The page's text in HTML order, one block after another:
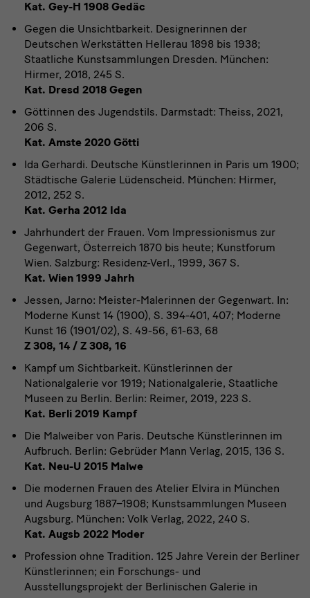
Kat. Gey-H 1908 Gedäc
Gegen die Unsichtbarkeit. Designerinnen der
Deutschen Werkstätten Hellerau 1898 bis 1938;
Staatliche Kunstsammlungen Dresden. München:
Hirmer, 2018, 245 S.
Kat. Dresd 2018 Gegen
Göttinnen des Jugendstils. Darmstadt: Theiss, 2021,
206 S.
Kat. Amste 2020 Götti
Ida Gerhardi. Deutsche Künstlerinnen in Paris um 1900;
Städtische Galerie Lüdenscheid. München: Hirmer,
2012, 252 S.
Kat. Gerha 2012 Ida
Jahrhundert der Frauen. Vom Impressionismus zur
Gegenwart, Österreich 1870 bis heute; Kunstforum
Wien. Salzburg: Residenz-Verl., 1999, 367 S.
Kat. Wien 1999 Jahrh
Jessen, Jarno: Meister-Malerinnen der Gegenwart. In:
Moderne Kunst 14 (1900), S. 394-401, 407; Moderne
Kunst 16 (1901/02), S. 49-56, 61-63, 68
Z 308, 14 / Z 308, 16
Kampf um Sichtbarkeit. Künstlerinnen der
Nationalgalerie vor 1919; Nationalgalerie, Staatliche
Museen zu Berlin. Berlin: Reimer, 2019, 223 S.
Kat. Berli 2019 Kampf
Die Malweiber von Paris. Deutsche Künstlerinnen im
Aufbruch. Berlin: Gebrüder Mann Verlag, 2015, 136 S.
Kat. Neu-U 2015 Malwe
Die modernen Frauen des Atelier Elvira in München
und Augsburg 1887–1908; Kunstsammlungen Museen
Augsburg. München: Volk Verlag, 2022, 240 S.
Kat. Augsb 2022 Moder
Profession ohne Tradition. 125 Jahre Verein der Berliner
Künstlerinnen; ein Forschungs- und
Ausstellungsprojekt der Berlinischen Galerie in